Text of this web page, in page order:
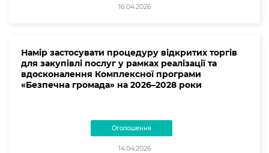
16.04.2026
Намір застосувати процедуру відкритих торгів
для закупівлі послуг у рамках реалізації та
вдосконалення Комплексної програми
«Безпечна громада» на 2026–2028 роки
Оголошення
14.04.2026